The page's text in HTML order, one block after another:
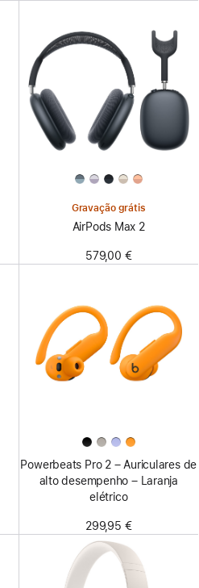
Gravação grátis
AirPods Max 2
579,00 €
Powerbeats Pro 2 – Auriculares de
alto desempenho – Laranja
elétrico
299,95 €